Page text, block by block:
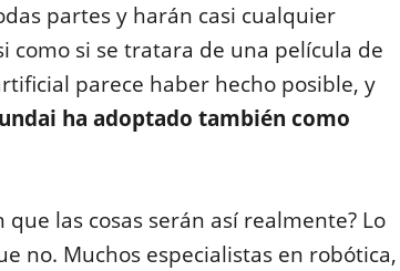
partes y harán casi cualquier
como si se tratara de una película de
parece haber hecho posible, y
ha adoptado también como
las cosas serán así realmente? Lo
no. Muchos especialistas en robótica,